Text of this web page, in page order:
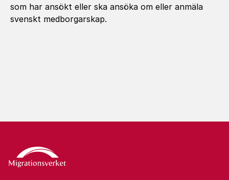
som har ansökt eller ska ansöka om eller anmäla
svenskt medborgarskap.